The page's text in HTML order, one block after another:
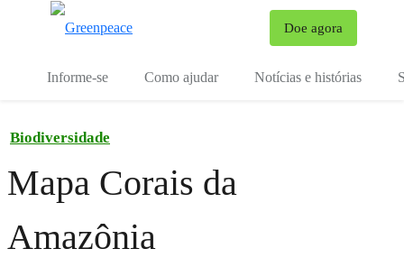
Doe agora
Informe-se Como ajudar Notícias e histórias
Biodiversidade
Mapa Corais da
Amazônia